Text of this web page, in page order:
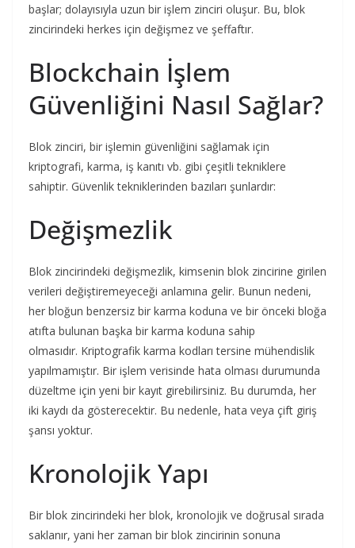
başlar; dolayısıyla uzun bir işlem zinciri oluşur. Bu, blok
zincirindeki herkes için değişmez ve şeffaftır.
Blockchain İşlem
Güvenliğini Nasıl Sağlar?
Blok zinciri, bir işlemin güvenliğini sağlamak için
kriptografi, karma, iş kanıtı vb. gibi çeşitli tekniklere
sahiptir. Güvenlik tekniklerinden bazıları şunlardır:
Değişmezlik
Blok zincirindeki değişmezlik, kimsenin blok zincirine girilen
verileri değiştiremeyeceği anlamına gelir. Bunun nedeni,
her bloğun benzersiz bir karma koduna ve bir önceki bloğa
atıfta bulunan başka bir karma koduna sahip
olmasıdır. Kriptografik karma kodları tersine mühendislik
yapılmamıştır. Bir işlem verisinde hata olması durumunda
düzeltme için yeni bir kayıt girebilirsiniz. Bu durumda, her
iki kaydı da gösterecektir. Bu nedenle, hata veya çift giriş
şansı yoktur.
Kronolojik Yapı
Bir blok zincirindeki her blok, kronolojik ve doğrusal sırada
saklanır, yani her zaman bir blok zincirinin sonuna